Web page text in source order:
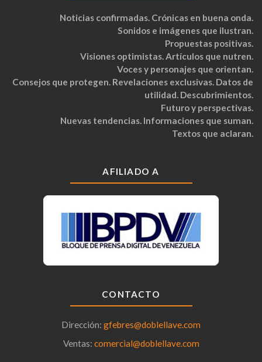
Noticias confirmadas. Crónicas en buena onda.
Sonidos e imágenes que ilustran.
Propuestas positivas.
Visiones optimistas. Artículos que nutren.
Voces y personajes que orientan.
Consejos que protegen. Revelaciones exclusivas. Datos de
utilidad. Descubrimientos.
Futuro y perspectivas.
Nuevas tendencias. Informaciones que suman.
Textos que aclaran.
AFILIADO A
CONTACTO
Dirección: gfebres@doblellave.com
Ventas: comercial@doblellave.com